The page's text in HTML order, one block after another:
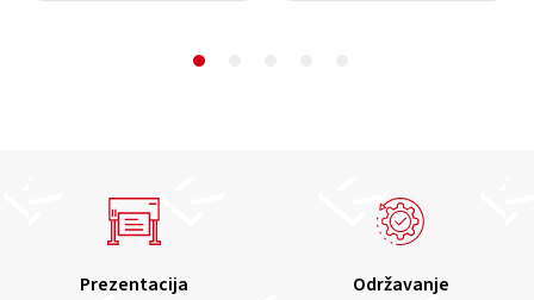
Prezentacija Održavanje